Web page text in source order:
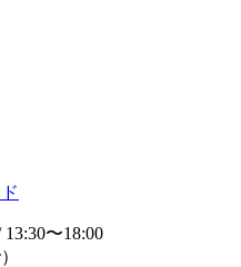
13:30〜18:00